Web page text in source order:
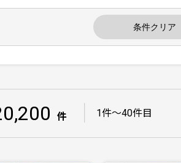
条件クリア
件 1件〜40件目